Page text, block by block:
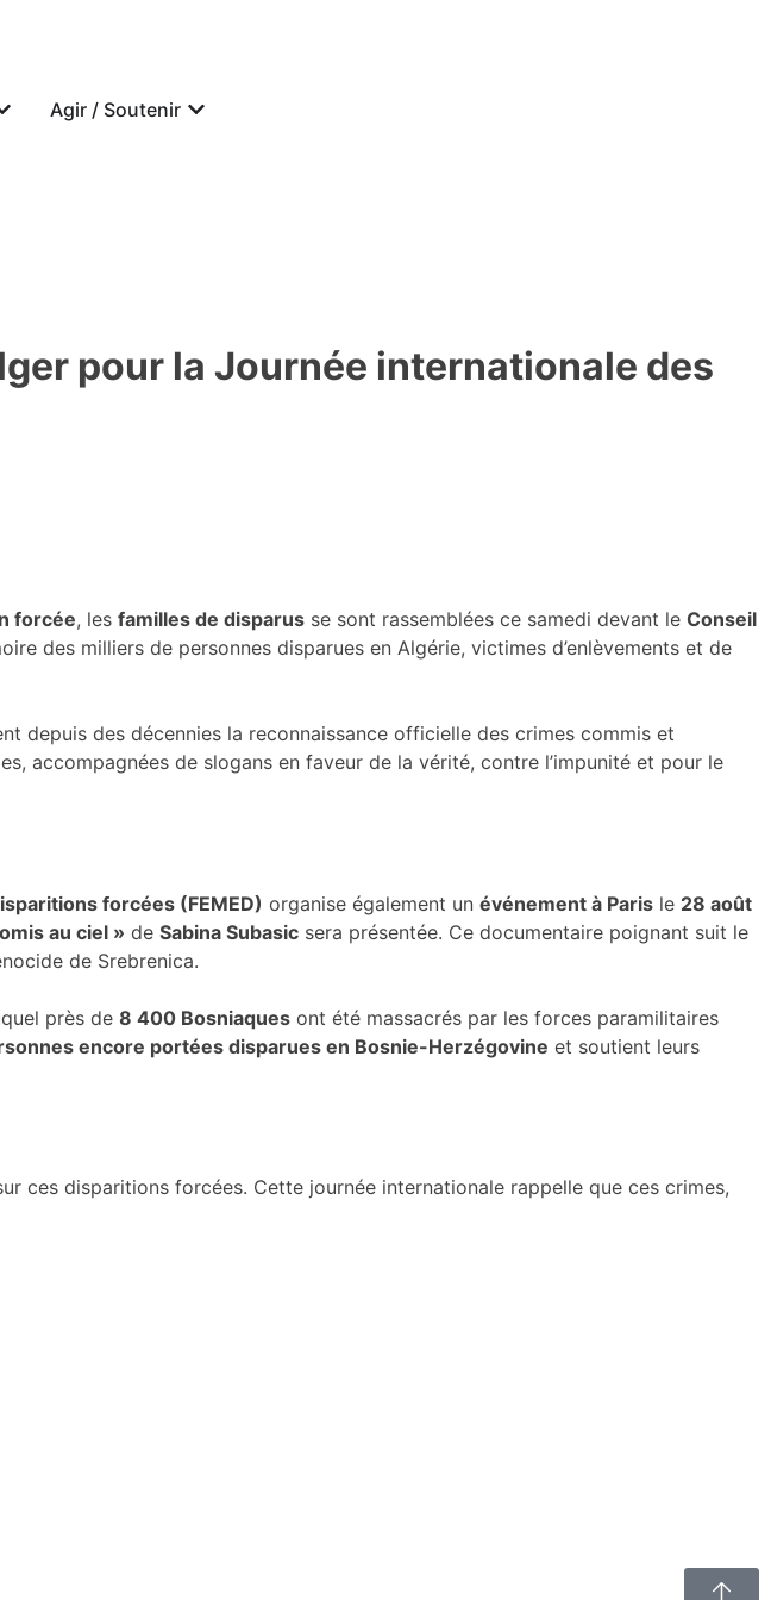
Agir / Soutenir
pour la Journée internationale des
forcée, les familles de disparus se sont rassemblées ce samedi devant le Conseil
des milliers de personnes disparues en Algérie, victimes d’enlèvements et de
depuis des décennies la reconnaissance officielle des crimes commis et
accompagnées de slogans en faveur de la vérité, contre l’impunité et pour le
forcées (FEMED) organise également un événement à Paris le 28 août
au ciel » de Sabina Subasic sera présentée. Ce documentaire poignant suit le
de Srebrenica.
près de 8 400 Bosniaques ont été massacrés par les forces paramilitaires
encore portées disparues en Bosnie-Herzégovine et soutient leurs
ces disparitions forcées. Cette journée internationale rappelle que ces crimes,